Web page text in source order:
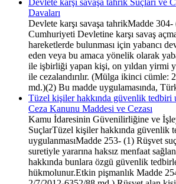
Davaları
Devlete karşı savaşa tahrikMadde
Cumhuriyeti Devletine karşı savaş
hareketlerde bulunması için yabancı
eden veya bu amaca yönelik olarak
ile işbirliği yapan kişi, on yıldan yirmi
ile cezalandırılır. (Mülga ikinci cümle:
md.)(2) Bu madde uygulamasında,
Tüzel kişiler hakkında güvenlik tedbiri
Ceza Kanunu Maddesi ve Cezası
Kamu İdaresinin Güvenilirliğine ve
SuçlarTüzel kişiler hakkında güvenlik
uygulanmasıMadde 253- (1) Rüşvet
suretiyle yararına haksız menfaat
hakkında bunlara özgü güvenlik
hükmolunur.Etkin pişmanlık Madde